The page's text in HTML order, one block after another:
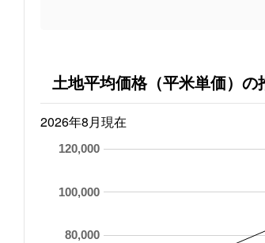
土地平均価格（平米単価）の
2026年8月現在
80,000
100,000
120,000